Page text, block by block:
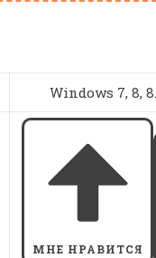
Windows 7, 8,
МНЕ НРАВИТСЯ